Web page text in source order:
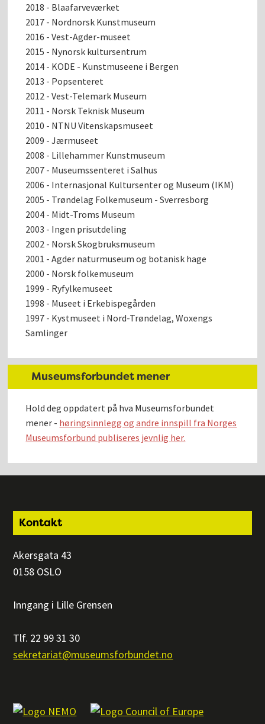
2018 - Blaafarveværket
2017 - Nordnorsk Kunstmuseum
2016 - Vest-Agder-museet
2015 - Nynorsk kultursentrum
2014 - KODE - Kunstmuseene i Bergen
2013 - Popsenteret
2012 - Vest-Telemark Museum
2011 - Norsk Teknisk Museum
2010 - NTNU Vitenskapsmuseet
2009 - Jærmuseet
2008 - Lillehammer Kunstmuseum
2007 - Museumssenteret i Salhus
2006 - Internasjonal Kultursenter og Museum (IKM)
2005 - Trøndelag Folkemuseum - Sverresborg
2004 - Midt-Troms Museum
2003 - Ingen prisutdeling
2002 - Norsk Skogbruksmuseum
2001 - Agder naturmuseum og botanisk hage
2000 - Norsk folkemuseum
1999 - Ryfylkemuseet
1998 - Museet i Erkebispegården
1997 - Kystmuseet i Nord-Trøndelag, Woxengs
Samlinger
Museumsforbundet mener
Hold deg oppdatert på hva Museumsforbundet
mener - høringsinnlegg og andre innspill fra Norges
Museumsforbund publiseres jevnlig her.
Footer
Kontakt
Akersgata 43
0158 OSLO
Inngang i Lille Grensen
Tlf. 22 99 31 30
sekretariat@museumsforbundet.no